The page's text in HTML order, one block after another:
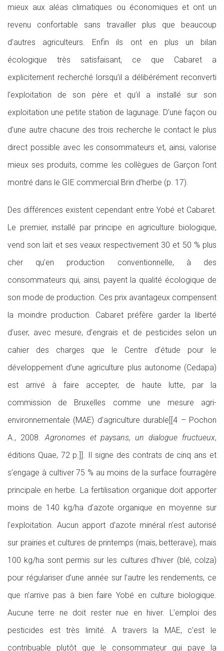
mieux aux aléas climatiques ou économiques et ont un
revenu confortable sans travailler plus que beaucoup
d’autres agriculteurs. Enfin ils ont en plus un bilan
écologique très satisfaisant, ce que Cabaret a
explicitement recherché lorsqu’il a délibérément reconverti
l’exploitation de son père et qu’il a installé sur son
exploitation une petite station de lagunage. D’une façon ou
d’une autre chacune des trois recherche le contact le plus
direct possible avec les consommateurs et, ainsi, valorise
mieux ses produits, comme les collègues de Garçon l’ont
montré dans le GIE commercial Brin d’herbe (p. 17).
Des différences existent cependant entre Yobé et Cabaret.
Le premier, installé par principe en agriculture biologique,
vend son lait et ses veaux respectivement 30 et 50 % plus
cher qu’en production conventionnelle, à des
consommateurs qui, ainsi, payent la qualité écologique de
son mode de production. Ces prix avantageux compensent
la moindre production. Cabaret préfère garder la liberté
d’user, avec mesure, d’engrais et de pesticides selon un
cahier des charges que le Centre d’étude pour le
développement d’une agriculture plus autonome (Cedapa)
est arrivé à faire accepter, de haute lutte, par la
commission de Bruxelles comme une mesure agri-
environnementale (MAE) d’agriculture durable[[4 – Pochon
A., 2008.Agronomes et paysans, un dialogue fructueux,
éditions Quae, 72 p.]]. Il signe des contrats de cinq ans et
s’engage à cultiver 75 % au moins de la surface fourragère
principale en herbe. La fertilisation organique doit apporter
moins de 140 kg/ha d’azote organique en moyenne sur
l’exploitation. Aucun apport d’azote minéral n’est autorisé
sur prairies et cultures de printemps (maïs, betterave), mais
100 kg/ha sont permis sur les cultures d’hiver (blé, colza)
pour régulariser d’une année sur l’autre les rendements, ce
que n’arrive pas à bien faire Yobé en culture biologique.
Aucune terre ne doit rester nue en hiver. L’emploi des
pesticides est très limité. A travers la MAE, c’est le
contribuable plutôt que le consommateur qui paye la